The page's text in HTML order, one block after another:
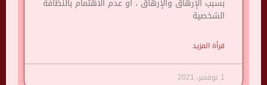
الشخصية
قرأة المزيد
1 نوفمبر، 2021